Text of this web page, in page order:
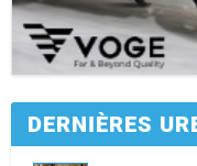
DERNIÈRES